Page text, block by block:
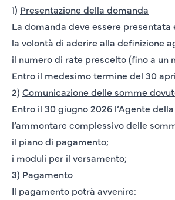
1) Presentazione della domanda
La domanda deve essere presentata
la volontà di aderire alla definizione
il numero di rate prescelto (fino a un
Entro il medesimo termine del 30
2) Comunicazione delle somme
Entro il 30 giugno 2026 l’Agente
l’ammontare complessivo delle
il piano di pagamento;
i moduli per il versamento;
3) Pagamento
Il pagamento potrà avvenire: